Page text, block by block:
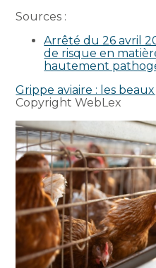
Sources :
Arrêté du 26 avril
de risque en
hautement
Grippe aviaire : les
Copyright WebLex